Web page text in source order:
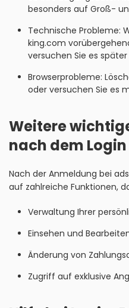
besonders auf Groß-
Technische Probleme:
king.com
versuchen Sie es
Browserprobleme:
oder versuchen Sie es
Weitere
nach dem Login
Nach der Anmeldung bei
auf zahlreiche Funktionen,
Verwaltung Ihrer
Einsehen und
Änderung von
Zugriff auf exklusive